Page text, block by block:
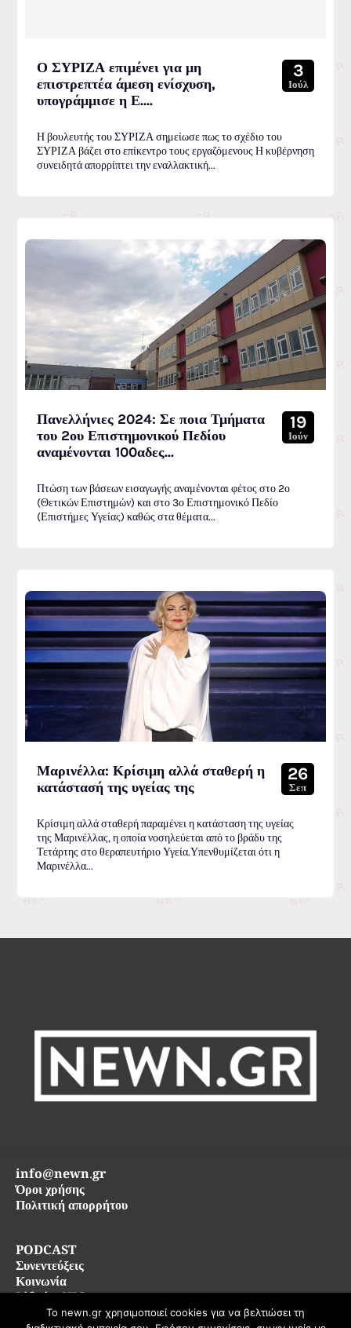
Ο ΣΥΡΙΖΑ επιμένει για μη
επιστρεπτέα άμεση ενίσχυση,
υπογράμμισε η Ε....
3
Ιούλ
Η βουλευτής του ΣΥΡΙΖΑ σημείωσε πως το σχέδιο του
ΣΥΡΙΖΑ βάζει στο επίκεντρο τους εργαζόμενους Η κυβέρνηση
συνειδητά απορρίπτει την εναλλακτική...
Πανελλήνιες 2024: Σε ποια Τμήματα
του 2ου Επιστημονικού Πεδίου
αναμένονται 100αδες...
19
Ιούν
Πτώση των βάσεων εισαγωγής αναμένονται φέτος στο 2ο
(Θετικών Επιστημών) και στο 3ο Επιστημονικό Πεδίο
(Επιστήμες Υγείας) καθώς στα θέματα...
Μαρινέλλα: Κρίσιμη αλλά σταθερή η
κατάστασή της υγείας της
26
Σεπ
Κρίσιμη αλλά σταθερή παραμένει η κατάσταση της υγείας
της Μαρινέλλας, η οποία νοσηλεύεται από το βράδυ της
Τετάρτης στο θεραπευτήριο Υγεία.Υπενθυμίζεται ότι η
Μαρινέλλα...
PODCAST
Συνεντεύξεις
Κοινωνία
Life in SKG
info@newn.gr
Όροι χρήσης
Πολιτική απορρήτου
Το newn.gr χρησιμοποιεί cookies για να βελτιώσει τη